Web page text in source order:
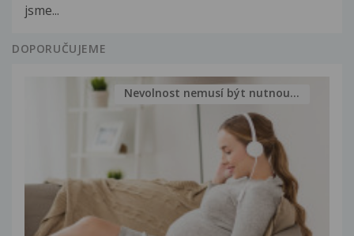
jsme...
DOPORUČUJEME
Nevolnost nemusí být nutnou...